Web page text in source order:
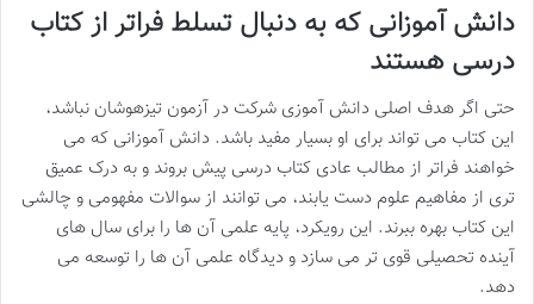
دانش آموزانی که به دنبال تسلط فراتر از کتاب
درسی هستند
حتی اگر هدف اصلی دانش آموزی شرکت در آزمون تیزهوشان نباشد،
این کتاب می تواند برای او بسیار مفید باشد. دانش آموزانی که می
خواهند فراتر از مطالب عادی کتاب درسی پیش بروند و به درک عمیق
تری از مفاهیم علوم دست یابند، می توانند از سوالات مفهومی و چالشی
این کتاب بهره ببرند. این رویکرد، پایه علمی آن ها را برای سال های
آینده تحصیلی قوی تر می سازد و دیدگاه علمی آن ها را توسعه می
دهد.